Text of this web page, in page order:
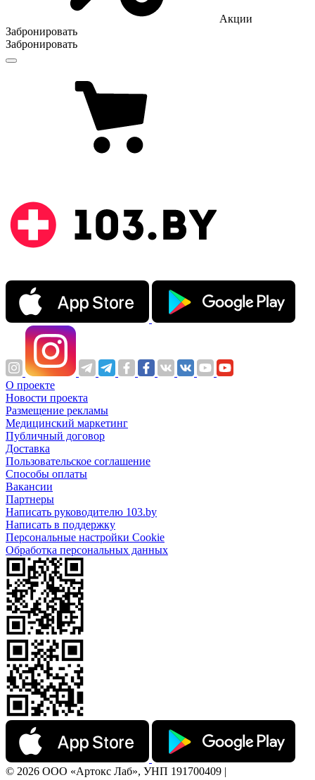
Акции
Забронировать
Забронировать
О проекте
Новости проекта
Размещение рекламы
Медицинский маркетинг
Публичный договор
Доставка
Пользовательское соглашение
Способы оплаты
Вакансии
Партнеры
Написать руководителю 103.by
Написать в поддержку
Персональные настройки Cookie
Обработка персональных данных
© 2026 ООО «Артокс Лаб», УНП 191700409 |